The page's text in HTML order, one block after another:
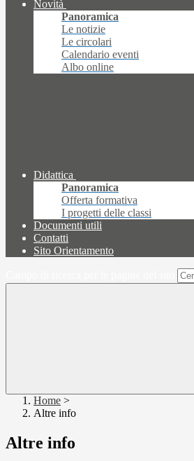
Novità
Panoramica
Le notizie
Le circolari
Calendario eventi
Albo online
Didattica
Panoramica
Offerta formativa
I progetti delle classi
Documenti utili
Contatti
Sito Orientamento
Home >
Altre info
Altre info